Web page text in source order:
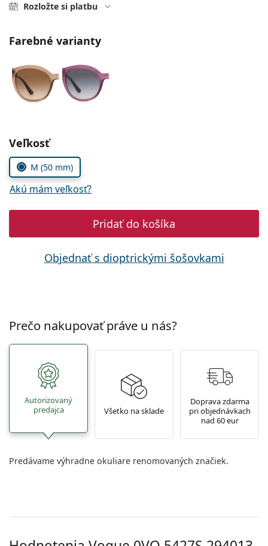
Persol
Rozložte si platbu
Farebné varianty
Zvoľte parametre
Veľkosť
M (50 mm)
Akú mám veľkosť?
Pridať do košíka
Objednať s dioptrickými šošovkami
Prečo nakupovať práve u nás?
Autorizovaný
predajca
Všetko na sklade
Doprava zdarma
pri objednávkach
nad 60 eur
Predávame výhradne okuliare renomovaných značiek.